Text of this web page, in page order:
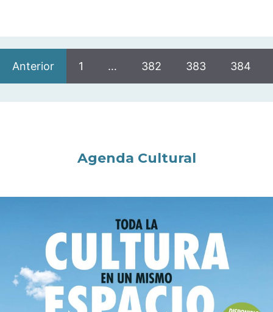
Anterior 1 … 382 383 384
Agenda Cultural